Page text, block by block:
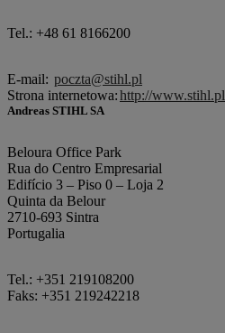
Tel.: +48 61 8166200
E-mail: poczta@stihl.pl
Strona internetowa:http://www.stihl.pl
Andreas STIHL SA
Beloura Office Park
Rua do Centro Empresarial
Edifício 3 – Piso 0 – Loja 2
Quinta da Belour
2710-693 Sintra
Portugalia
Tel.: +351 219108200
Faks: +351 219242218